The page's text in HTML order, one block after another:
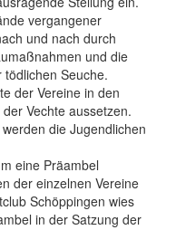
vergangener
und nach durch
und die
Seuche.
der Vereine in den
Vechte aussetzen.
die Jugendlichen
eine Präambel
der einzelnen Vereine
Schöppingen wies
in der Satzung der